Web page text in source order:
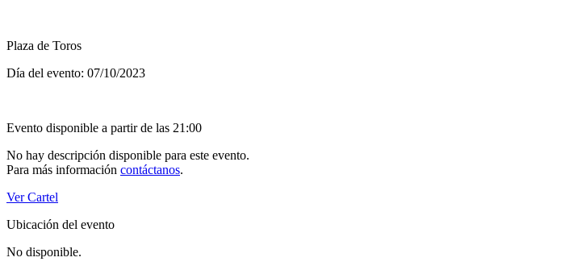
Plaza de Toros
Día del evento: 07/10/2023
Evento disponible a partir de las 21:00
No hay descripción disponible para este evento.
Para más información contáctanos.
Ver Cartel
Ubicación del evento
No disponible.